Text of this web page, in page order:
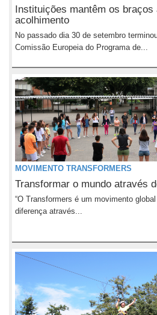
Instituições mantêm os braços
acolhimento
No passado dia 30 de setembro
Comissão Europeia do Programa de...
MOVIMENTO TRANSFORMERS
Transformar o mundo através
“O Transformers é um movimento
diferença através...